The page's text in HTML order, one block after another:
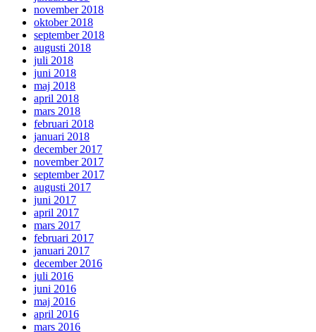
november 2018
oktober 2018
september 2018
augusti 2018
juli 2018
juni 2018
maj 2018
april 2018
mars 2018
februari 2018
januari 2018
december 2017
november 2017
september 2017
augusti 2017
juni 2017
april 2017
mars 2017
februari 2017
januari 2017
december 2016
juli 2016
juni 2016
maj 2016
april 2016
mars 2016